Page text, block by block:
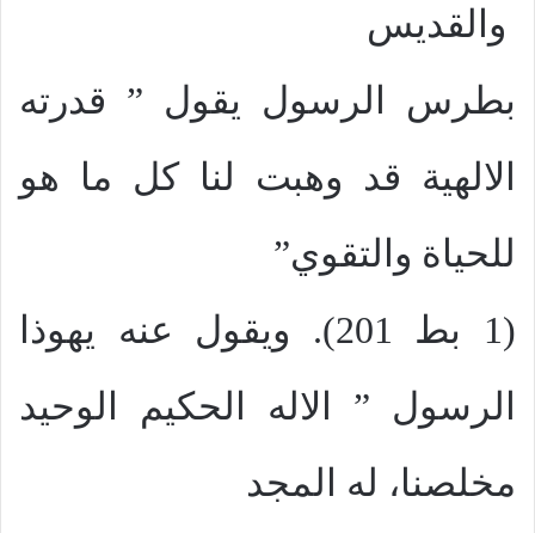
والقديس
بطرس الرسول يقول ” قدرته
الالهية قد وهبت لنا كل ما هو
للحياة والتقوي”
(1 بط 201). ويقول عنه يهوذا
الرسول ” الاله الحكيم الوحيد
مخلصنا، له المجد